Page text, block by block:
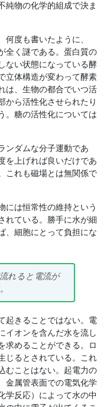
純物の化学的組成で決ま
度も書いたように、
全く謎である。蛋白質の
ない状態になっている酵
立体構造が変わって酵素
は、生物の都合でいつ活
から活性化させられたり
。糖の活性化については
ンダムな分子運動であ
を上げれば良いだけであ
これも磁場とは無関係で
は恒常性の維持という
れている。勝手に水が細
、細胞にとって負担にな
れると電流が
起きることではない。電
イオンを含んだ水を流し
求めることができる。ロ
じるとされている。これ
むことはない。起電力の
金属管表面での電気化学
学反応）によって水の中